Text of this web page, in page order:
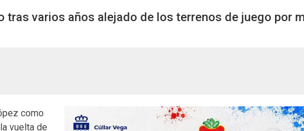
tras varios años alejado de los terrenos de juego por
como
vuelta de